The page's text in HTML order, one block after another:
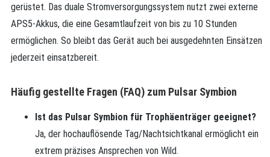
gerüstet. Das duale Stromversorgungssystem nutzt zwei externe
APS5-Akkus, die eine Gesamtlaufzeit von bis zu 10 Stunden
ermöglichen. So bleibt das Gerät auch bei ausgedehnten Einsätzen
jederzeit einsatzbereit.
Häufig gestellte Fragen (FAQ) zum Pulsar Symbion
Ist das Pulsar Symbion für Trophäenträger geeignet?
Ja, der hochauflösende Tag/Nachtsichtkanal ermöglicht ein
extrem präzises Ansprechen von Wild.